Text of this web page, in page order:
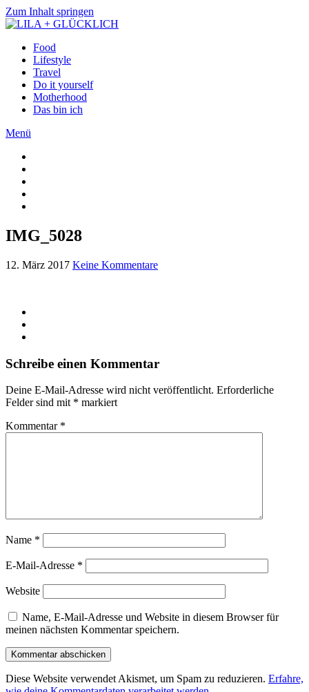
Zum Inhalt springen
Food
Lifestyle
Travel
Do it yourself
Motherhood
Das bin ich
Menü
IMG_5028
12. März 2017 Keine Kommentare
Schreibe einen Kommentar
Deine E-Mail-Adresse wird nicht veröffentlicht. Erforderliche
Felder sind mit * markiert
Kommentar *
Name *
E-Mail-Adresse *
Website
Name, E-Mail-Adresse und Website in diesem Browser für
meinen nächsten Kommentar speichern.
Diese Website verwendet Akismet, um Spam zu reduzieren. Erfahre,